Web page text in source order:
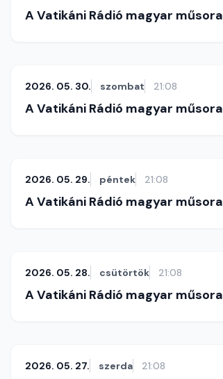
A Vatikáni Rádió magyar műsora
2026. 05. 30. szombat 21:08
A Vatikáni Rádió magyar műsora
2026. 05. 29. péntek 21:08
A Vatikáni Rádió magyar műsora
2026. 05. 28. csütörtök 21:08
A Vatikáni Rádió magyar műsora
2026. 05. 27. szerda 21:08